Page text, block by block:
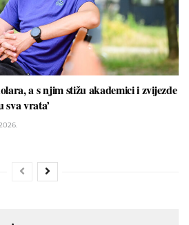
a s njim stižu akademici i zvijezde
vrata’